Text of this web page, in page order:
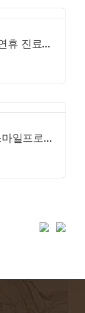
[강남브랜드안과] 2026년 2월 설연휴 진료안내
난시가 있다면 더 중요한 이유 스마일프로, 도킹 후 중심 보정까지 달라진 시력교정술